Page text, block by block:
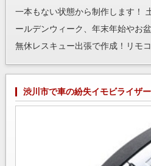
一本もない状態から制作します！
ールデンウィーク、年末年始やお
無休レスキュー出張で作成！リモ
渋川市で車の紛失イモビライザ